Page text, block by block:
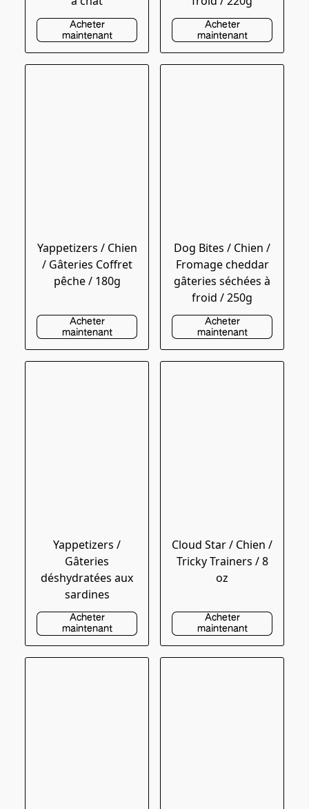
Acheter
maintenant
Acheter
maintenant
Yappetizers / Chien
/ Gâteries Coffret
pêche / 180g
Acheter
maintenant
Dog Bites / Chien /
Fromage cheddar
gâteries séchées à
froid / 250g
Acheter
maintenant
Yappetizers /
Gâteries
déshydratées aux
sardines
Acheter
maintenant
Cloud Star / Chien /
Tricky Trainers / 8
oz
Acheter
maintenant